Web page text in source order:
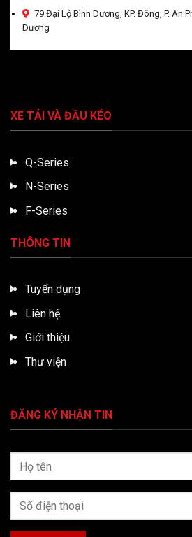
79 Đại Lộ Bình Dương, KP. Đông, P. An
Dương
XE TẢI VÀ ĐẦU KÉO
Q-Series
N-Series
F-Series
THÔNG TIN
Tuyển dụng
Liên hệ
Giới thiệu
Thư viện
ĐĂNG KÝ NHẬN TIN